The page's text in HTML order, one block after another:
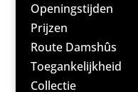
Openingstijden
Prijzen
Route Damshûs
Toegankelijkheid
Collectie